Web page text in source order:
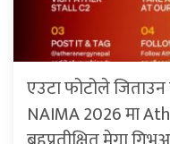
एउटा फोटोले
NAIMA 2026 मा